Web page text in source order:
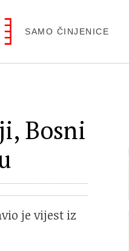
SAMO ČINJENICE
Bosni
je vijest iz